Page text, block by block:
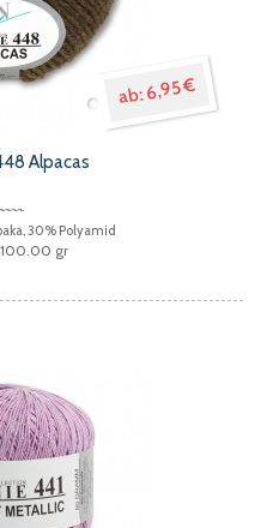
6,95 €
Alpacas
30% Polyamid
gr